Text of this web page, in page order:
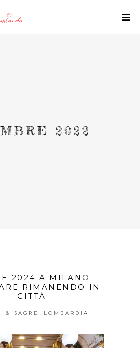
2022
2024 A MILANO:
RIMANENDO IN
CITTÀ
& SAGRE LOMBARDIA